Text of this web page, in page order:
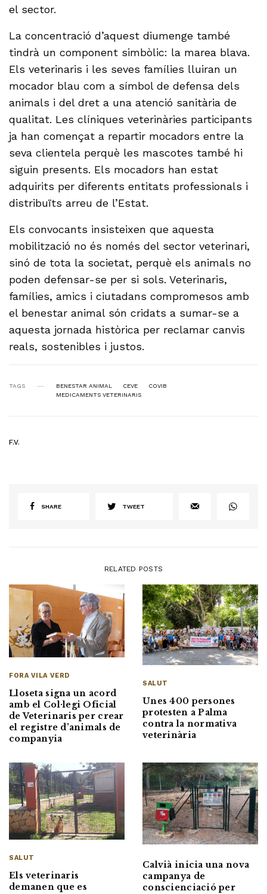
el sector.
La concentració d’aquest diumenge també
tindrà un component simbòlic: la marea blava.
Els veterinaris i les seves famílies lluiran un
mocador blau com a símbol de defensa dels
animals i del dret a una atenció sanitària de
qualitat. Les clíniques veterinàries participants
ja han començat a repartir mocadors entre la
seva clientela perquè les mascotes també hi
siguin presents. Els mocadors han estat
adquirits per diferents entitats professionals i
distribuïts arreu de l’Estat.
Els convocants insisteixen que aquesta
mobilització no és només del sector veterinari,
sinó de tota la societat, perquè els animals no
poden defensar-se per si sols. Veterinaris,
famílies, amics i ciutadans compromesos amb
el benestar animal són cridats a sumar-se a
aquesta jornada històrica per reclamar canvis
reals, sostenibles i justos.
TAGS BENESTAR ANIMAL CEVE
COVIB
MEDICAMENTS VETERINARIS
F.V.
SHARE TWEET
RELATED POSTS
FORA VILA VERD
Lloseta signa un acord
amb el Col·legi Oficial
de Veterinaris per crear
el registre d’animals de
companyia
SALUT
Unes 400 persones
protesten a Palma
contra la normativa
veterinària
SALUT
Els veterinaris
demanen que es
Calvià inicia una nova
campanya de
conscienciació per